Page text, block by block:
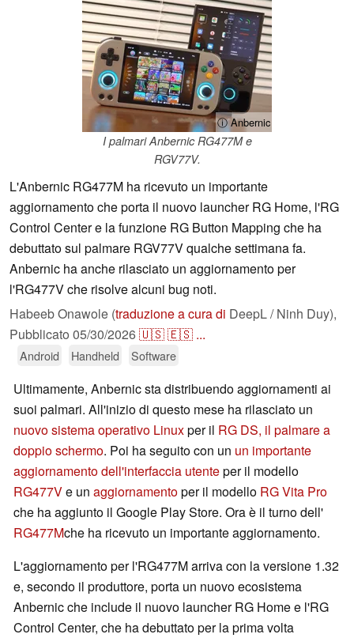
ⓘ Anbernic
I palmari Anbernic RG477M e
RGV77V.
L'Anbernic RG477M ha ricevuto un importante
aggiornamento che porta il nuovo launcher RG Home, l'RG
Control Center e la funzione RG Button Mapping che ha
debuttato sul palmare RGV77V qualche settimana fa.
Anbernic ha anche rilasciato un aggiornamento per
l'RG477V che risolve alcuni bug noti.
Habeeb Onawole (traduzione a cura di DeepL / Ninh Duy),
Pubblicato 05/30/2026🇺🇸🇪🇸 ...
Android Handheld Software
Ultimamente, Anbernic sta distribuendo aggiornamenti ai
suoi palmari. All'inizio di questo mese ha rilasciato un
nuovo sistema operativo Linuxper il RG DS, il palmare a
doppio schermo. Poi ha seguito con un un importante
aggiornamento dell'interfaccia utenteper il modello
RG477Ve un aggiornamentoper il modello RG Vita Pro
che ha aggiunto il Google Play Store. Ora è il turno dell'
RG477Mche ha ricevuto un importante aggiornamento.
L'aggiornamento per l'RG477M arriva con la versione 1.32
e, secondo il produttore, porta un nuovo ecosistema
Anbernic che include il nuovo launcher RG Home e l'RG
Control Center, che ha debuttato per la prima volta